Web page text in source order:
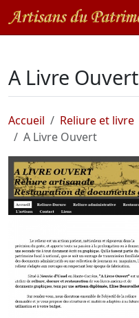
A Livre Ouvert
Accueil Reliure et livre
A Livre Ouvert